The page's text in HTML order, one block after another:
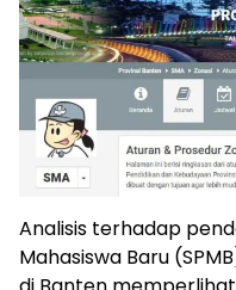
Analisis terhadap
Mahasiswa Baru